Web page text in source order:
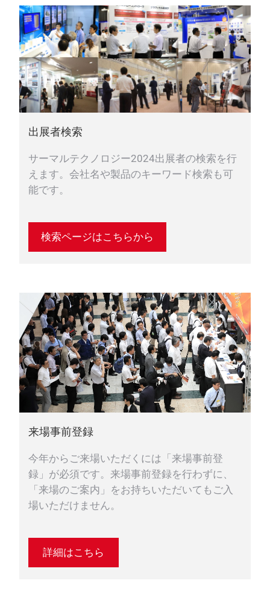
出展者検索
サーマルテクノロジー2024出展者の検索を行
えます。会社名や製品のキーワード検索も可
能です。
検索ページはこちらから
来場事前登録
今年からご来場いただくには「来場事前登
録」が必須です。来場事前登録を行わずに、
「来場のご案内」をお持ちいただいてもご入
場いただけません。
詳細はこちら